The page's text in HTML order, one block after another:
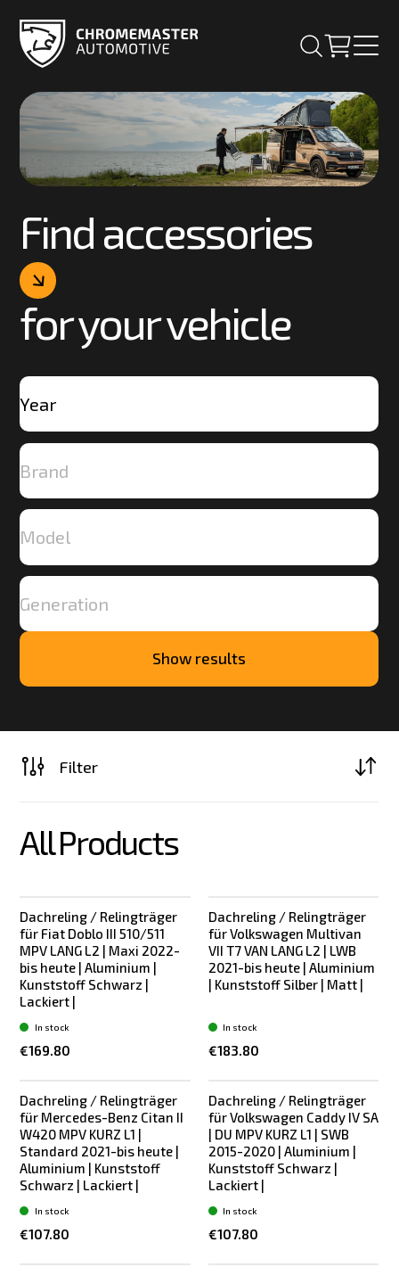
Find accessories
for your vehicle
Show results
Filter
All Products
Dachreling / Relingträger
für Fiat Doblo III 510/511
MPV LANG L2 | Maxi 2022-
bis heute | Aluminium |
Kunststoff Schwarz |
Lackiert |
€169.80
In stock
Dachreling / Relingträger
für Volkswagen Multivan
VII T7 VAN LANG L2 | LWB
2021-bis heute | Aluminium
| Kunststoff Silber | Matt |
€183.80
In stock
Dachreling / Relingträger
für Mercedes-Benz Citan II
W420 MPV KURZ L1 |
Standard 2021-bis heute |
Aluminium | Kunststoff
Schwarz | Lackiert |
€107.80
In stock
Dachreling / Relingträger
für Volkswagen Caddy IV SA
| DU MPV KURZ L1 | SWB
2015-2020 | Aluminium |
Kunststoff Schwarz |
Lackiert |
€107.80
In stock